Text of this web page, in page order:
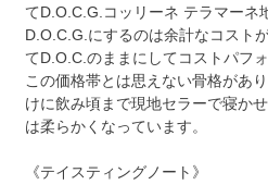
てD.O.C.G.コッリーネ テラマーネ
D.O.C.G.にするのは余計なコスト
てD.O.C.のままにしてコストパフ
この価格帯とは思えない骨格があ
けに飲み頃まで現地セラーで寝か
は柔らかくなっています。
《テイスティングノート》